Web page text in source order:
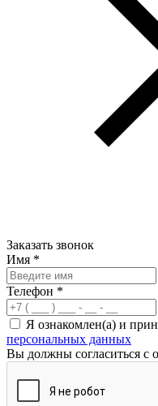
Заказать звонок
Имя *
Телефон *
Я ознакомлен(а) и
персональных данных
Вы должны согласиться с